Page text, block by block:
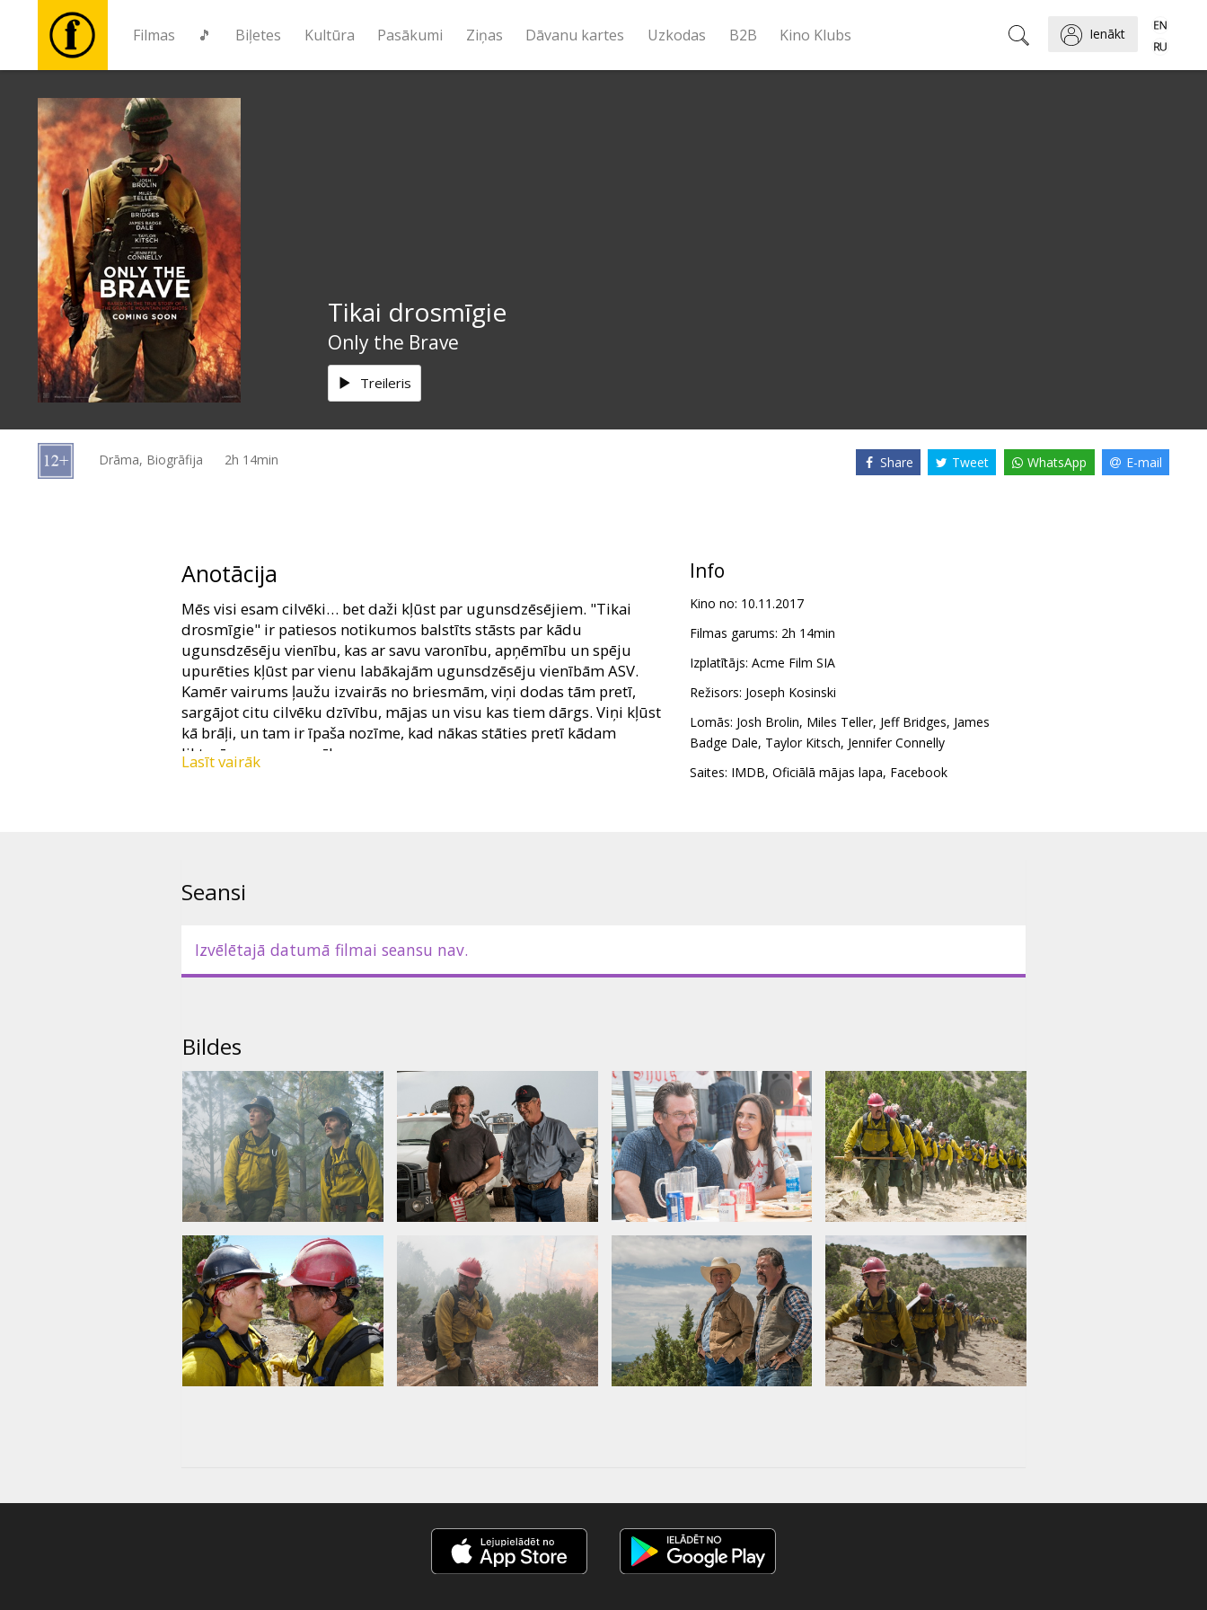
Filmas 🎵 Biļetes Kultūra Pasākumi Ziņas Dāvanu kartes Uzkodas B2B Kino Klubs Ienākt
Filmas
🎵
Biļetes
Kultūra
Pasākumi
Ziņas
kartes
Tikai drosmīgie
Only the Brave
Treileris
Drāma, Biogrāfija 2h 14min Share Tweet WhatsApp E-mail
Anotācija
Mēs visi esam cilvēki… bet daži kļūst par ugunsdzēsējiem. "Tikai
drosmīgie" ir patiesos notikumos balstīts stāsts par kādu
ugunsdzēsēju vienību, kas ar savu varonību, apņēmību un spēju
upurēties kļūst par vienu labākajām ugunsdzēsēju vienībām ASV.
Kamēr vairums ļaužu izvairās no briesmām, viņi dodas tām pretī,
sargājot citu cilvēku dzīvību, mājas un visu kas tiem dārgs. Viņi kļūst
kā brāļi, un tam ir īpaša nozīme, kad nākas stāties pretī kādam
liktenīgam ugunsgrēkam.
Lasīt vairāk
Info
Kino no: 10.11.2017
Filmas garums: 2h 14min
Izplatītājs: Acme Film SIA
Režisors: Joseph Kosinski
Lomās: Josh Brolin, Miles Teller, Jeff Bridges, James
Badge Dale, Taylor Kitsch, Jennifer Connelly
Saites: IMDB, Oficiālā mājas lapa, Facebook
Seansi
Izvēlētajā datumā filmai seansu nav.
Bildes